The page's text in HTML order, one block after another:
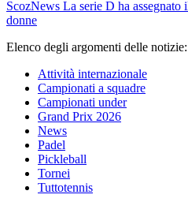
ScozNews La serie D ha
donne
Elenco degli argomenti delle notizie:
Attività internazionale
Campionati a squadre
Campionati under
Grand Prix 2026
News
Padel
Pickleball
Tornei
Tuttotennis